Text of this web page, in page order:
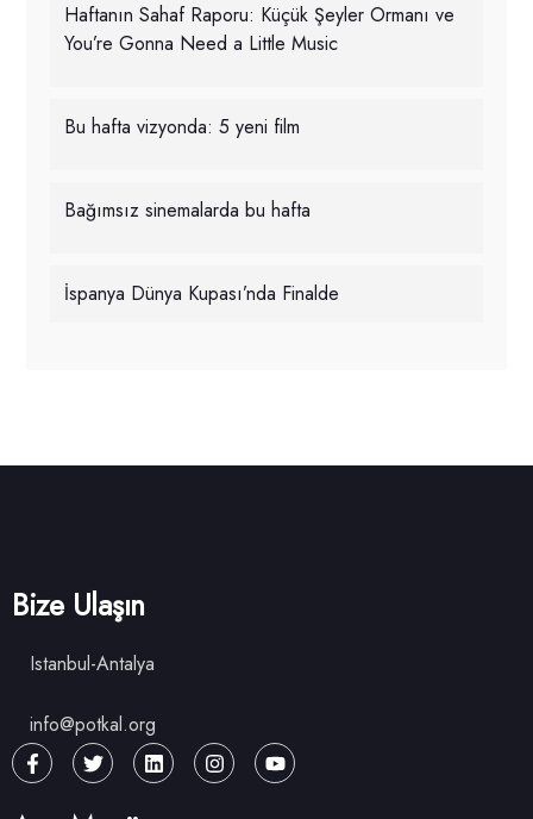
Haftanın Sahaf Raporu: Küçük Şeyler Ormanı ve
You’re Gonna Need a Little Music
Bu hafta vizyonda: 5 yeni film
Bağımsız sinemalarda bu hafta
İspanya Dünya Kupası’nda Finalde
Bize Ulaşın
Istanbul-Antalya
info@potkal.org